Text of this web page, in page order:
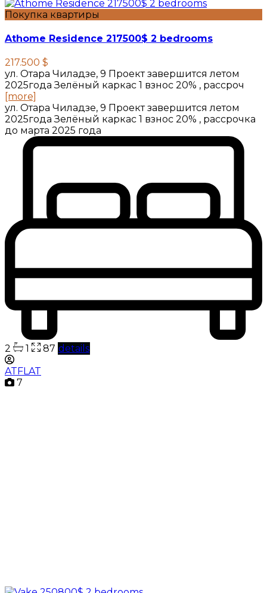
Покупка квартиры
Athome Residence 217500$ 2 bedrooms
217.500 $
ул. Отара Чиладзе, 9 Проект завершится летом
2025года Зелёный каркас 1 взнос 20% , рассроч
[more]
ул. Отара Чиладзе, 9 Проект завершится летом
2025года Зелёный каркас 1 взнос 20% , рассрочка
до марта 2025 года
2 1 87 details
ATFLAT
7